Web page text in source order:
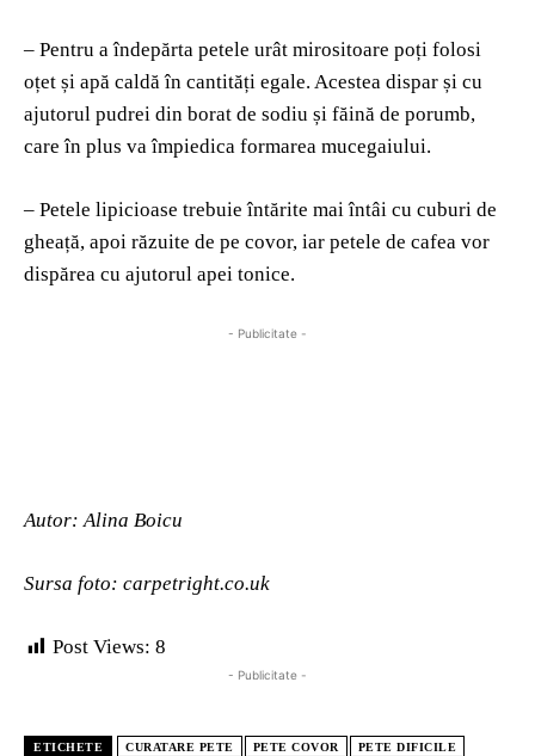
– Pentru a îndepărta petele urât mirositoare poți folosi
oțet și apă caldă în cantități egale. Acestea dispar și cu
ajutorul pudrei din borat de sodiu și făină de porumb,
care în plus va împiedica formarea mucegaiului.
– Petele lipicioase trebuie întărite mai întâi cu cuburi de
gheață, apoi răzuite de pe covor, iar petele de cafea vor
dispărea cu ajutorul apei tonice.
- Publicitate -
Autor: Alina Boicu
Sursa foto: carpetright.co.uk
Post Views: 8
- Publicitate -
ETICHETE CURATARE PETE PETE COVOR PETE DIFICILE